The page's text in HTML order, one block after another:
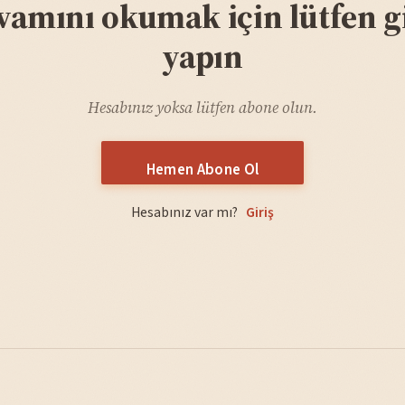
okumak için lütfen
yapın
Hesabınız yoksa lütfen abone olun.
Hemen Abone Ol
Hesabınız var mı? Giriş